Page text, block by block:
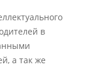
в
а так же